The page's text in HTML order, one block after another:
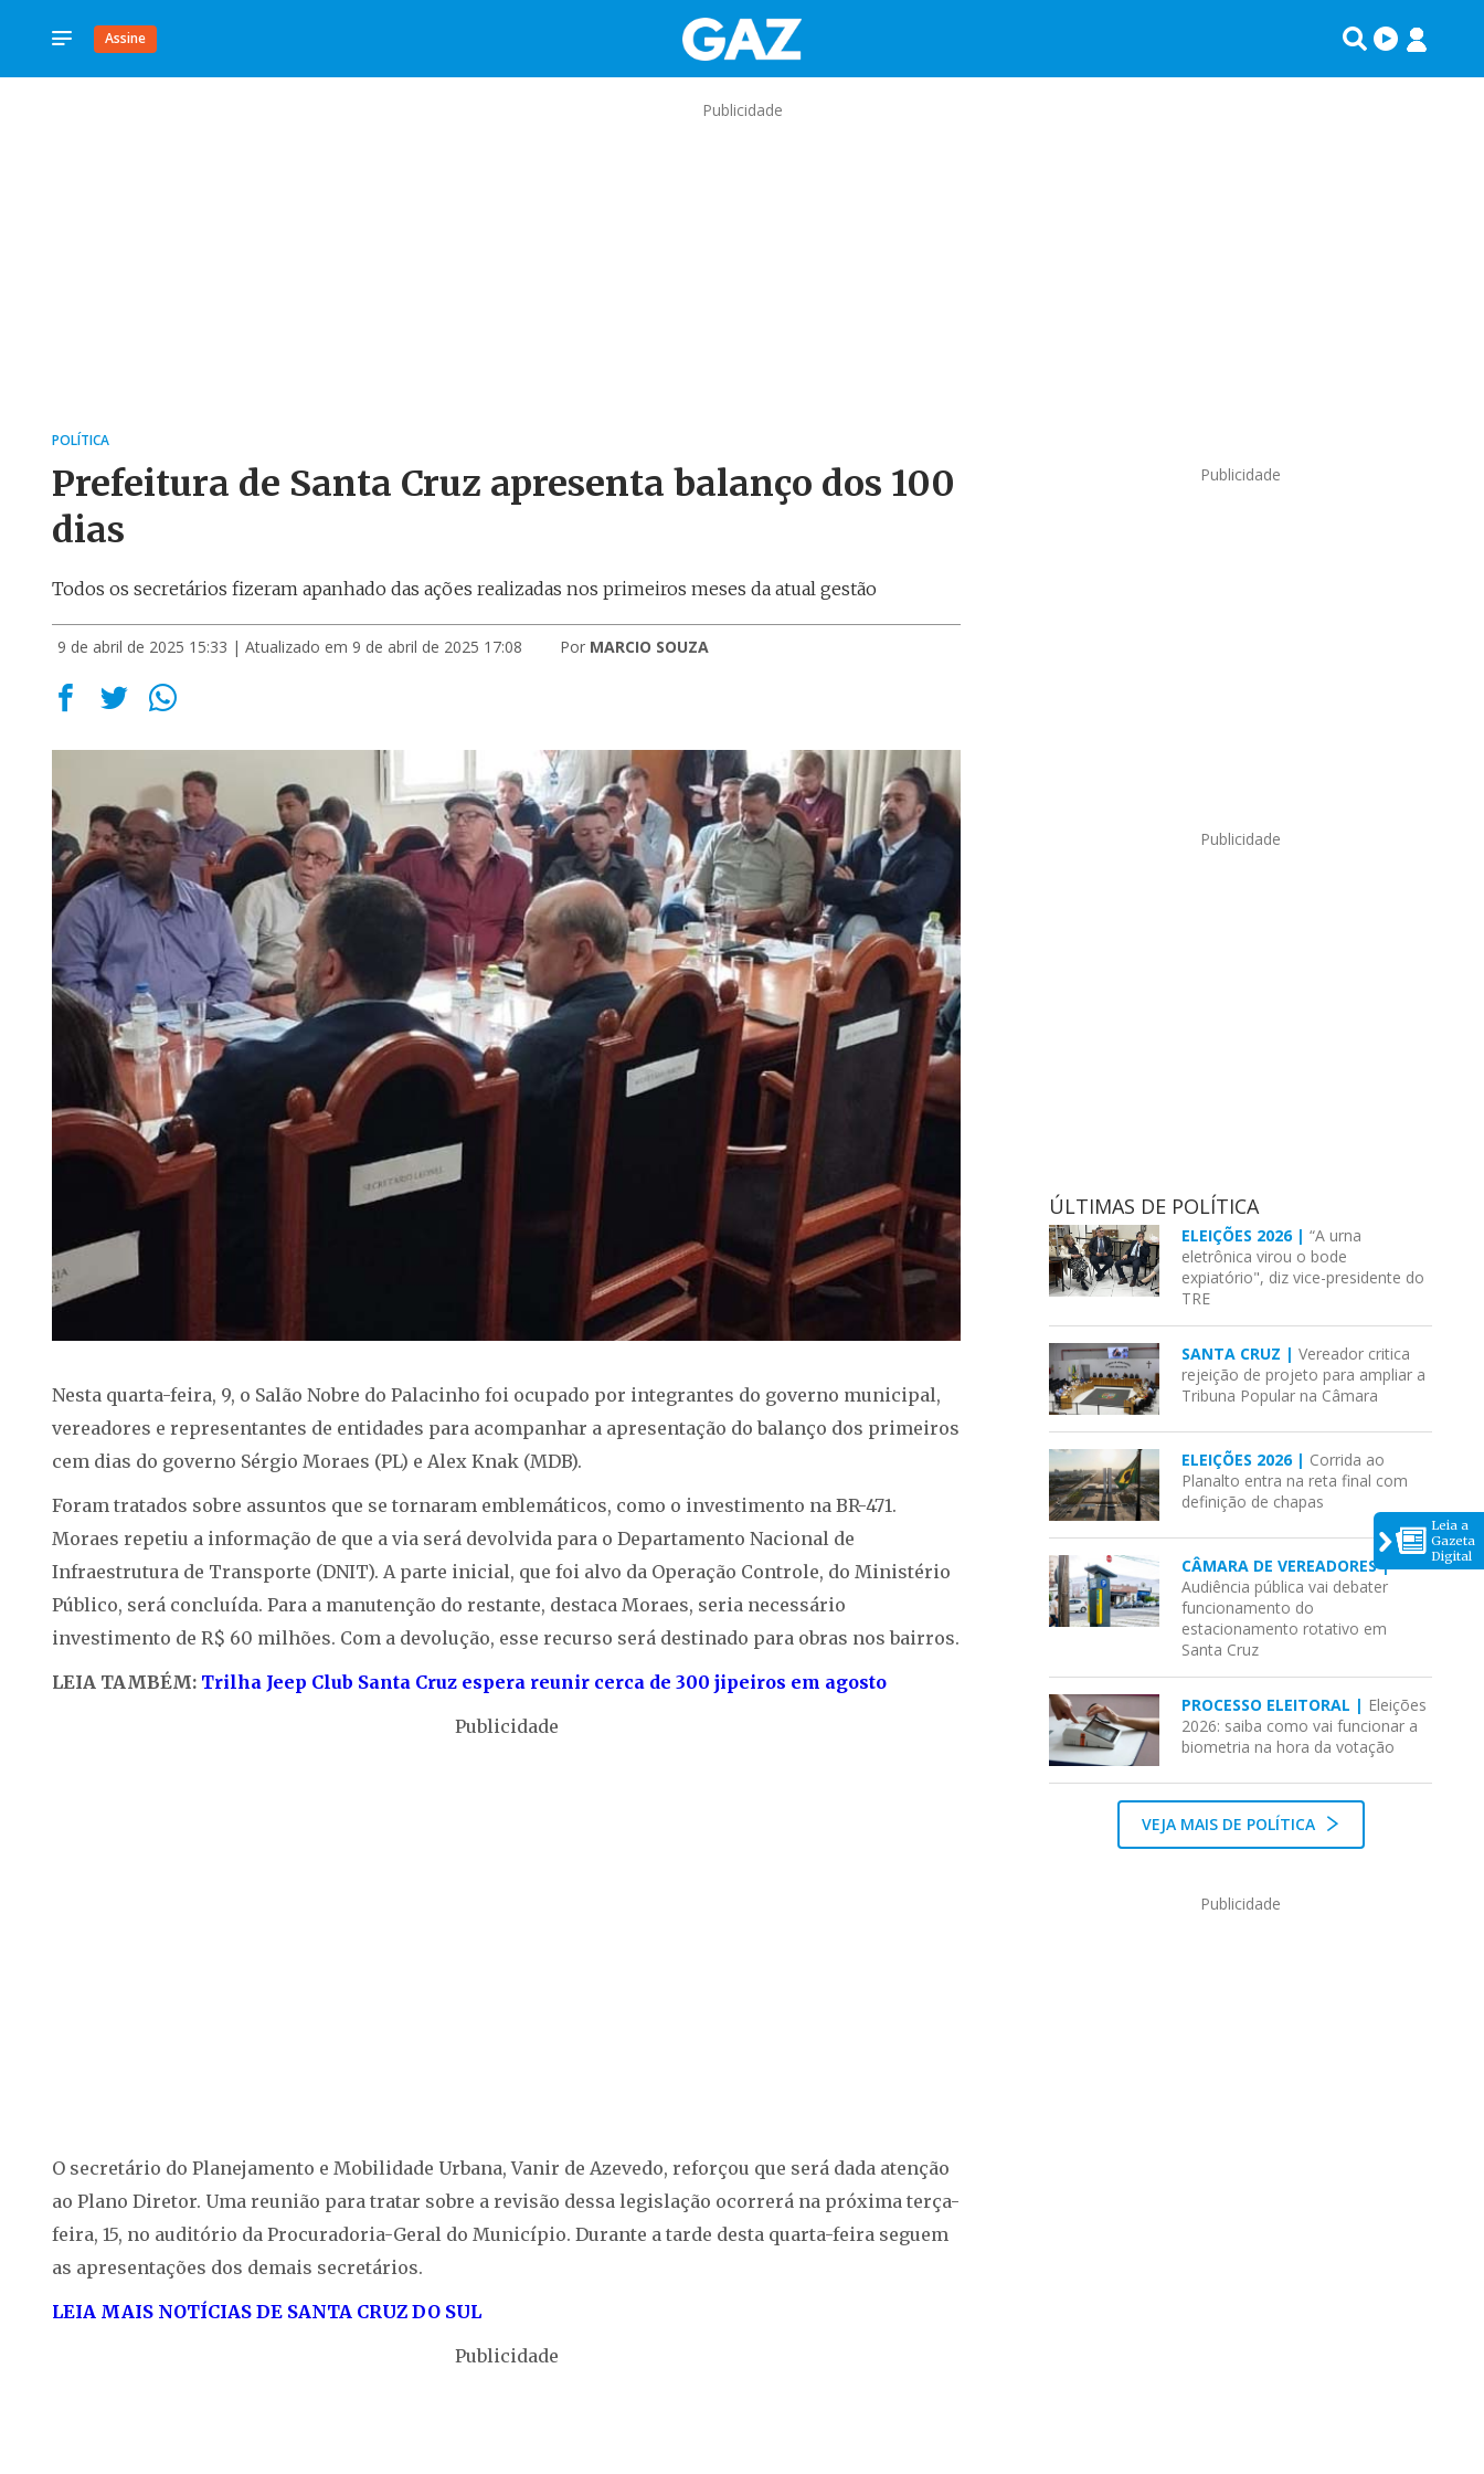
Assine
Leia a
Gazeta
Digital
Publicidade
POLÍTICA
Prefeitura de Santa Cruz apresenta balanço dos 100
dias
Todos os secretários fizeram apanhado das ações realizadas nos primeiros meses da atual gestão
9 de abril de 2025 15:33 | Atualizado em 9 de abril de 2025 17:08 Por MARCIO SOUZA
Nesta quarta-feira, 9, o Salão Nobre do Palacinho foi ocupado por integrantes do governo municipal,
vereadores e representantes de entidades para acompanhar a apresentação do balanço dos primeiros
cem dias do governo Sérgio Moraes (PL) e Alex Knak (MDB).
Foram tratados sobre assuntos que se tornaram emblemáticos, como o investimento na BR-471.
Moraes repetiu a informação de que a via será devolvida para o Departamento Nacional de
Infraestrutura de Transporte (DNIT). A parte inicial, que foi alvo da Operação Controle, do Ministério
Público, será concluída. Para a manutenção do restante, destaca Moraes, seria necessário
investimento de R$ 60 milhões. Com a devolução, esse recurso será destinado para obras nos bairros.
LEIA TAMBÉM: Trilha Jeep Club Santa Cruz espera reunir cerca de 300 jipeiros em agosto
Publicidade
O secretário do Planejamento e Mobilidade Urbana, Vanir de Azevedo, reforçou que será dada atenção
ao Plano Diretor. Uma reunião para tratar sobre a revisão dessa legislação ocorrerá na próxima terça-
feira, 15, no auditório da Procuradoria-Geral do Município. Durante a tarde desta quarta-feira seguem
as apresentações dos demais secretários.
LEIA MAIS NOTÍCIAS DE SANTA CRUZ DO SUL
Publicidade
Publicidade
Publicidade
ÚLTIMAS DE POLÍTICA
ELEIÇÕES 2026 |“A urna
eletrônica virou o bode
expiatório", diz vice-presidente do
TRE
SANTA CRUZ |Vereador critica
rejeição de projeto para ampliar a
Tribuna Popular na Câmara
ELEIÇÕES 2026 | Corrida ao
Planalto entra na reta final com
definição de chapas
CÂMARA DE VEREADORES |
Audiência pública vai debater
funcionamento do
estacionamento rotativo em
Santa Cruz
PROCESSO ELEITORAL | Eleições
2026: saiba como vai funcionar a
biometria na hora da votação
VEJA MAIS DE POLÍTICA
Publicidade